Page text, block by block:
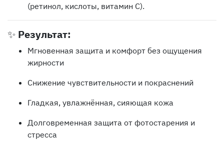
(ретинол, кислоты, витамин C).
✨ Результат:
Мгновенная защита и комфорт без ощущения
жирности
Снижение чувствительности и покраснений
Гладкая, увлажнённая, сияющая кожа
Долговременная защита от фотостарения и
стресса